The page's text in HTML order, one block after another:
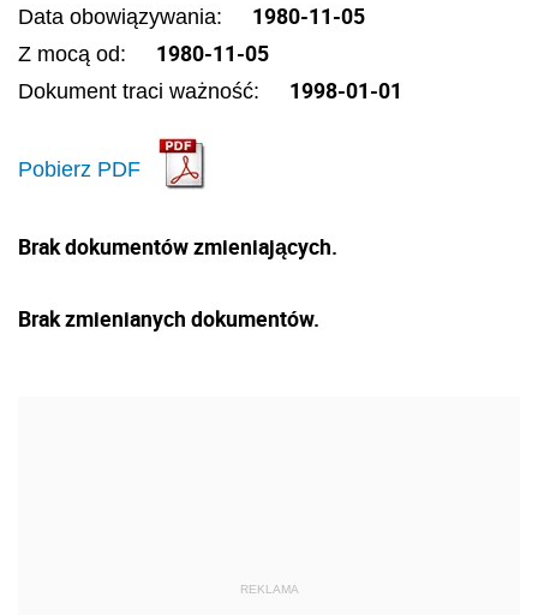
Data obowiązywania: 1980-11-05
Z mocą od: 1980-11-05
Dokument traci ważność: 1998-01-01
Pobierz PDF
Brak dokumentów zmieniających.
Brak zmienianych dokumentów.